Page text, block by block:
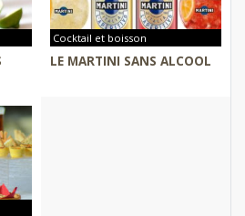
LE MARTINI SANS ALCOOL
Cocktail et boisson